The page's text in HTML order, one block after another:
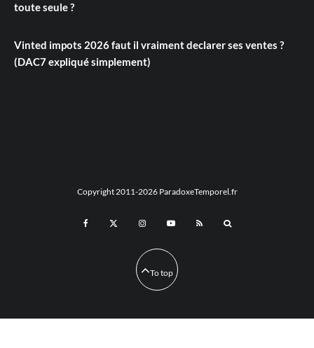
toute seule ?
Vinted impots 2026 faut il vraiment declarer ses ventes ?
(DAC7 expliqué simplement)
Copyright 2011-2026 ParadoxeTemporel.fr
To top